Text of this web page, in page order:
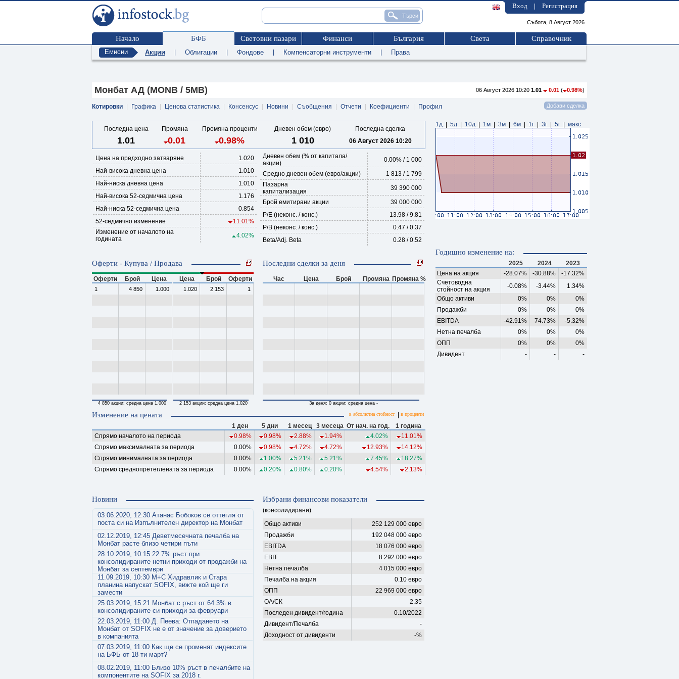
Вход Регистрация
Събота, 8 Август 2026
Начало БФБ Световни пазари Финанси България Света Справочник
Емисии Акции Облигации Фондове Компенсаторни инструменти Права
06 Август 2026 10:20 1.01 0.01 ( 0.98%)
Монбат АД (MONB / 5MB)
Котировки Графика Ценова статистика Консенсус Новини Съобщения Отчети Коефициенти Профил
Последна цена Промяна Промяна проценти Дневен обем (евро) Последна сделка
1.01 0.01 0.98% 1 010 06 Август 2026 10:20
Дневен обем (% от капитала/
акции)
0.00% / 1 000
Средно дневен обем (евро/акции)
1 813 / 1 799
Пазарна
капитализация
39 390 000
Брой емитирани акции
39 000 000
P/E (неконс. / конс.)
13.98 / 9.81
P/B (неконс. / конс.)
0.47 / 0.37
Beta/Adj. Beta
0.28 / 0.52
Цена на предходно затваряне
1.020
Най-висока дневна цена
1.010
Най-ниска дневна цена
1.010
Най-висока 52-седмична цена
1.176
Най-ниска 52-седмична цена
0.854
52-седмично изменение
11.01%
Изменение от началото на
годината
4.02%
Оферти - Купува / Продава
Оферти Брой Цена
1 4 850 1.000
4 850 акции; средна цена 1.000
Цена Брой Оферти
1.020 2 153 1
2 153 акции; средна цена 1.020
Последни сделки за деня
Час Цена Брой Промяна Промяна %
За деня: 0 акции; средна цена -
Изменение на цената в абсолютна стойност в проценти
1 ден 5 дни 1 месец 3 месеца От нач. на год.
1 година
Спрямо началото на периода
0.98% 0.98% 2.88% 1.94% 4.02%
11.01%
Спрямо максималната за периода
0.00% 0.98% 4.72% 4.72% 12.93%
14.12%
Спрямо минималната за периода
0.00% 1.00% 5.21% 5.21% 7.45%
18.27%
Спрямо среднопретеглената за периода
0.00% 0.20% 0.80% 0.20% 4.54% 2.13%
Новини
03.06.2020, 12:30 Атанас Бобоков се оттегля от
поста си на Изпълнителен директор на Монбат
02.12.2019, 12:45 Деветмесечната печалба на
Монбат расте близо четири пъти
28.10.2019, 10:15 22.7% ръст при
консолидираните нетни приходи от продажби на
Монбат за септември
11.09.2019, 10:30 М+С Хидравлик и Стара
планина напускат SOFIX, вижте кой ще ги
замести
25.03.2019, 15:21 Монбат с ръст от 64.3% в
консолидираните си приходи за февруари
22.03.2019, 11:00 Д. Пеева: Отпадането на
Монбат от SOFIX не е от значение за доверието
в компанията
07.03.2019, 11:00 Как ще се променят индексите
на БФБ от 18-ти март?
08.02.2019, 11:00 Близо 10% ръст в печалбите на
компонентите на SOFIX за 2018 г.
Избрани финансови показатели
(консолидирани)
Общо активи
252 129 000 евро
Продажби
192 048 000 евро
EBITDA
18 076 000 евро
EBIT
8 292 000 евро
Нетна печалба
4 015 000 евро
Печалба на акция
0.10 евро
ОПП
22 969 000 евро
ОА/СК
2.35
Последен дивидент/година
0.10/2022
Дивидент/Печалба
-
Доходност от дивиденти
-%
1д 5д 10д 1м 3м 6м 1г 3г 5г макс
Годишно изменение на:
2025 2024
2023
Цена на акция
-28.07% -30.88%
-17.32%
Счетоводна
стойност на акция
-0.08% -3.44%
1.34%
Общо активи
0% 0%
0%
Продажби
0% 0%
0%
EBITDA
-42.91% 74.73%
-5.32%
Нетна печалба
0% 0%
0%
ОПП
0% 0%
0%
Дивидент
- - -